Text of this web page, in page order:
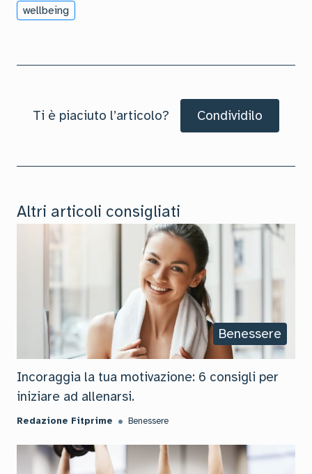
wellbeing
Ti è piaciuto l’articolo? Condividilo
Altri articoli consigliati
Benessere
Incoraggia la tua motivazione: 6 consigli per
iniziare ad allenarsi.
Redazione Fitprime Benessere